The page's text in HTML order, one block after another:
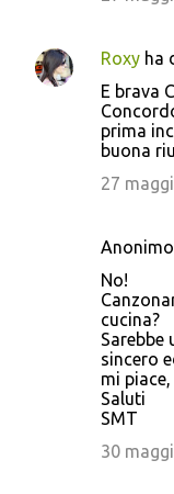
Roxy ha
E brava
prima
buona
27
No!
cucina?
Sarebbe
sincero
mi
Saluti
SMT
30